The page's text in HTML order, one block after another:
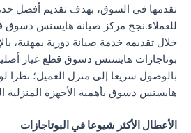
تقدمها في السوق، بهدف تقديم أفضل
للعملاء.نجح مركز صيانة هايسنس دسوق
خلال تقديمه خدمة صيانة دورية بمهنية،
بوتاجازات هايسنس دسوق قطع غيار أصلية
بالوصول سريعا إلى منزل العميل؛ نظرا
هايسنس دسوق بأهمية الأجهزة المنزلية
الأعطال الأكثر شيوعا في البوتاجازات